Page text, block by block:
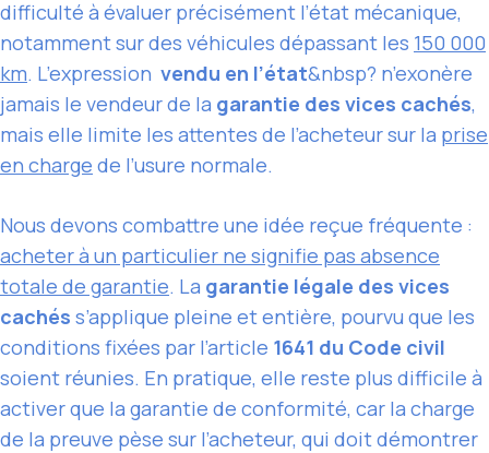
difficulté à évaluer précisément l’état mécanique,
notamment sur des véhicules dépassant les 150 000
km. L’expression vendu en l’état&nbsp? n’exonère
jamais le vendeur de la garantie des vices cachés,
mais elle limite les attentes de l’acheteur sur la prise
en charge de l’usure normale.
Nous devons combattre une idée reçue fréquente :
acheter à un particulier ne signifie pas absence
totale de garantie. La garantie légale des vices
cachés s’applique pleine et entière, pourvu que les
conditions fixées par l’article 1641 du Code civil
soient réunies. En pratique, elle reste plus difficile à
activer que la garantie de conformité, car la charge
de la preuve pèse sur l’acheteur, qui doit démontrer